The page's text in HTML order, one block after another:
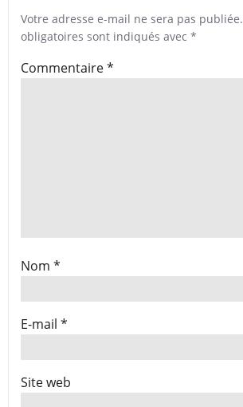
Votre adresse e-mail ne sera pas publiée.
obligatoires sont indiqués avec *
Commentaire*
Nom *
E-mail *
Site web